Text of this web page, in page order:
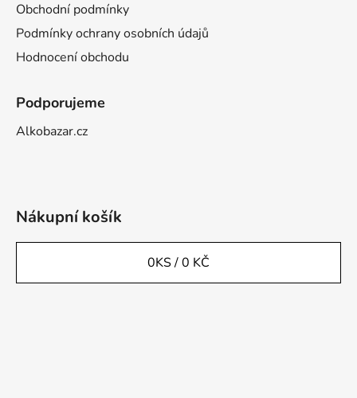
Obchodní podmínky
Podmínky ochrany osobních údajů
Hodnocení obchodu
Podporujeme
Alkobazar.cz
Nákupní košík
0KS /0 KČ